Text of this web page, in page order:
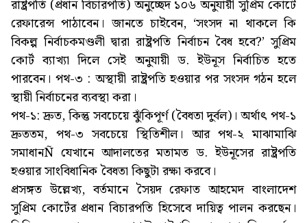
রাষ্ট্রপতি (প্রধান বিচারপতি) অনুচ্ছেদ ১০৬ অনুযায়ী সুপ্রিম কোর্টে
রেফারেন্স পাঠাবেন। জানতে চাইবেন, ‘সংসদ না থাকলে কি
বিকল্প নির্বাচকমণ্ডলী দ্বারা রাষ্ট্রপতি নির্বাচন বৈধ হবে?’ সুপ্রিম
কোর্ট ব্যাখ্যা দিলে সেই অনুযায়ী ড. ইউনূস নির্বাচিত হতে
পারবেন। পথ-৩ : অস্থায়ী রাষ্ট্রপতি হওয়ার পর সংসদ গঠন হলে
স্থায়ী নির্বাচনের ব্যবস্থা করা।
পথ-১: দ্রুত, কিন্তু সবচেয়ে ঝুঁকিপূর্ণ (বৈধতা দুর্বল)। অর্থাৎ পথ-১
দ্রুততম, পথ-৩ সবচেয়ে স্থিতিশীল। আর পথ-২ মাঝামাঝি
সমাধানÑ যেখানে আদালতের মতামত ড. ইউনূসের রাষ্ট্রপতি
হওয়ার সাংবিধানিক বৈধতা কিছুটা রক্ষা করবে।
প্রসঙ্গত উল্লেখ্য, বর্তমানে সৈয়দ রেফাত আহমেদ বাংলাদেশ
সুপ্রিম কোর্টের প্রধান বিচারপতি হিসেবে দায়িত্ব পালন করছেন।